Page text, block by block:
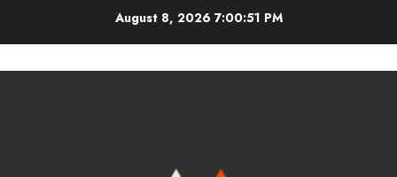
August 8, 2026 7:00:52 PM